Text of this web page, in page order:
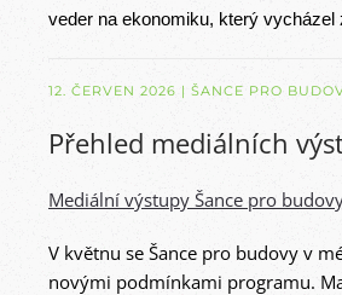
veder na ekonomiku, který vycházel
12. ČERVEN 2026 | ŠANCE PRO
Přehled mediálních
Mediální výstupy Šance pro
V květnu se Šance pro budovy v
novými podmínkami programu.